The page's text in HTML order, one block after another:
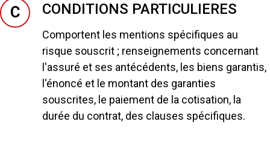
C CONDITIONS PARTICULIERES
Comportent les mentions spécifiques au
risque souscrit ; renseignements concernant
l'assuré et ses antécédents, les biens garantis,
l'énoncé et le montant des garanties
souscrites, le paiement de la cotisation, la
durée du contrat, des clauses spécifiques.